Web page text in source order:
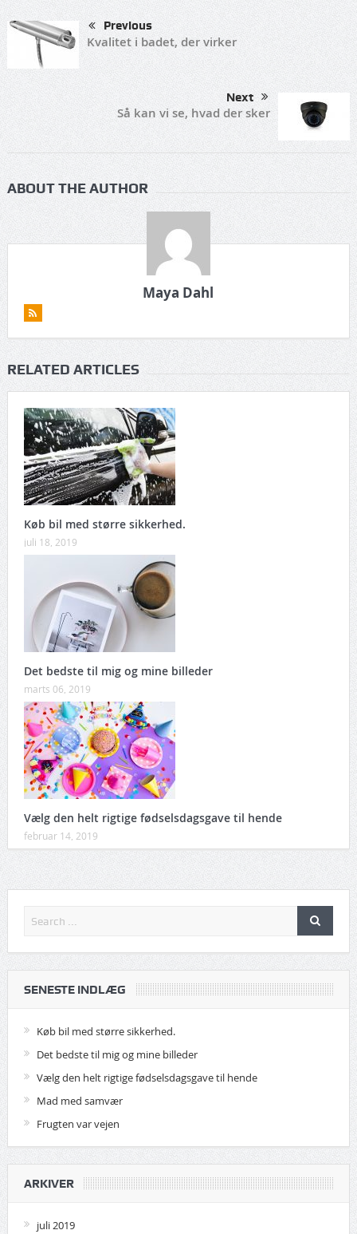
Previous
Kvalitet i badet, der virker
Next
Så kan vi se, hvad der sker
ABOUT THE AUTHOR
Maya Dahl
RELATED ARTICLES
Køb bil med større sikkerhed.
juli 18, 2019
Det bedste til mig og mine billeder
marts 06, 2019
Vælg den helt rigtige fødselsdagsgave til hende
februar 14, 2019
SENESTE INDLÆG
Køb bil med større sikkerhed.
Det bedste til mig og mine billeder
Vælg den helt rigtige fødselsdagsgave til hende
Mad med samvær
Frugten var vejen
ARKIVER
juli 2019